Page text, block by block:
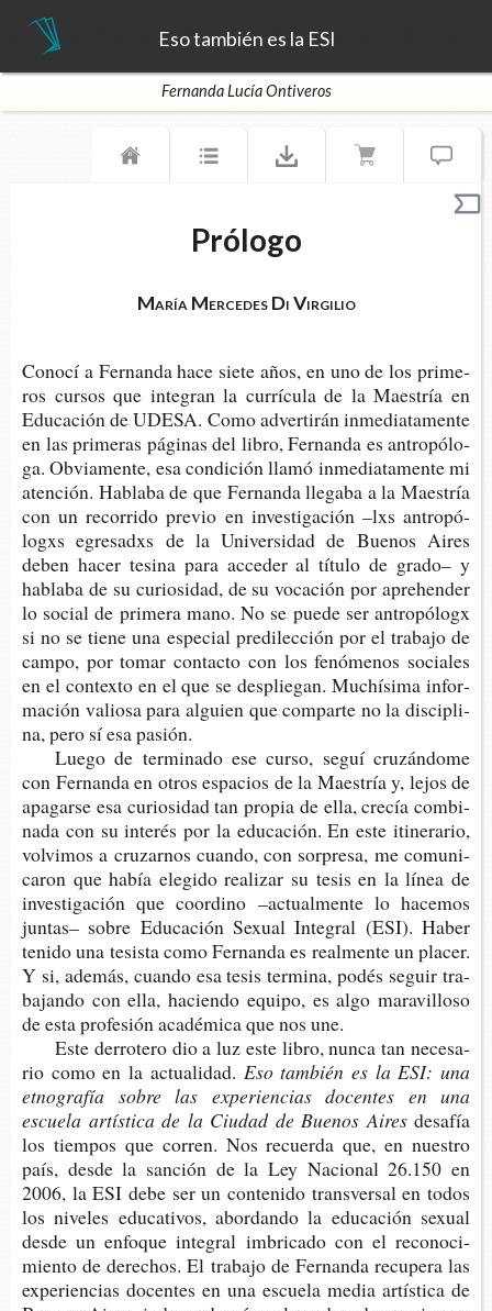
Eso también es la ESI
Fernanda Lucía Ontiveros
Prólogo
María Mercedes Di Virgilio
Cono­cí a Fer­nan­da hace siete años, en uno de los pri­me­
ros cur­sos que inte­gran la currí­cu­la de la Maes­tría en
Edu­ca­ción de UDESA. Como adver­ti­rán inme­dia­ta­men­te
en las pri­me­ras pági­nas del libro, Fer­nan­da es antro­pó­lo­
ga. Obvia­men­te, esa con­di­ción llamó inme­dia­ta­men­te mi
aten­ción. Habla­ba de que Fer­nan­da lle­ga­ba a la Maes­tría
con un reco­rri­do pre­vio en inves­ti­ga­ción –lxs antro­pó­
logxs egre­sadxs de la Uni­ver­si­dad de Bue­nos Aires
deben hacer tesi­na para acce­der al títu­lo de grado– y
habla­ba de su curio­si­dad, de su voca­ción por aprehen­der
lo social de pri­me­ra mano. No se puede ser antro­pó­logx
si no se tiene una espe­cial pre­di­lec­ción por el tra­ba­jo de
campo, por tomar con­tac­to con los fenó­me­nos socia­les
en el con­tex­to en el que se des­plie­gan. Muchí­si­ma infor­
ma­ción valio­sa para alguien que com­par­te no la dis­ci­pli­
na, pero sí esa pasión.
Luego de ter­mi­na­do ese curso, seguí cru­zán­do­me
con Fer­nan­da en otros espa­cios de la Maes­tría y, lejos de
apa­gar­se esa curio­si­dad tan pro­pia de ella, cre­cía com­bi­
na­da con su inte­rés por la edu­ca­ción. En este iti­ne­ra­rio,
vol­vi­mos a cru­zar­nos cuan­do, con sor­pre­sa, me comu­ni­
ca­ron que había ele­gi­do rea­li­zar su tesis en la línea de
inves­ti­ga­ción que coor­dino –actual­men­te lo hace­mos
jun­tas– sobre Edu­ca­ción Sexual Inte­gral (ESI). Haber
teni­do una tesis­ta como Fer­nan­da es real­men­te un pla­cer.
Y si, ade­más, cuan­do esa tesis ter­mi­na, podés seguir tra­
ba­jan­do con ella, hacien­do equi­po, es algo mara­vi­llo­so
de esta pro­fe­sión aca­dé­mi­ca que nos une.
Este derro­te­ro dio a luz este libro, nunca tan nece­sa­
rio como en la actualidad. Esotambién es la ESI:una
etnografía sobre las expe­rien­cias docentes en una
escuela artís­ti­ca de la Ciudad deBue­nos Aires desa­fía
los tiem­pos que corren. Nos recuer­da que, en nues­tro
país, desde la san­ción de la Ley Nacio­nal 26.150 en
2006, la ESI debe ser un con­te­ni­do trans­ver­sal en todos
los nive­les edu­ca­ti­vos, abor­dan­do la edu­ca­ción sexual
desde un enfo­que inte­gral imbri­ca­do con el reco­no­ci­
mien­to de dere­chos. El tra­ba­jo de Fer­nan­da recu­pe­ra las
expe­rien­cias docen­tes en una escue­la media artís­ti­ca de